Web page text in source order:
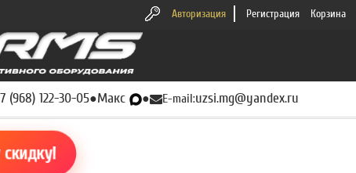
Авторизация Регистрация Корзина
(968) 122-30-05●Макс ● E-mail:uzsi.mg@yandex.ru